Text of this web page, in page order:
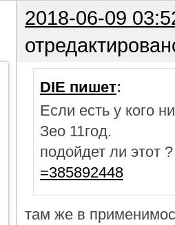
2018-06-09
DIE пишет:
Если есть у кого
Зео 11год.
подойдет ли этот
=385892448
там же в